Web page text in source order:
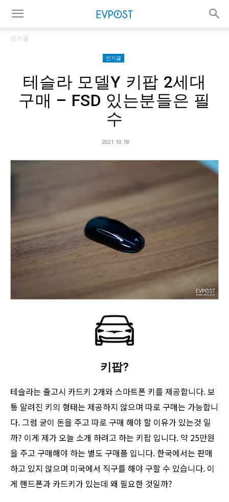
인기글
인기글
테슬라 모델Y 키팝 2세대
구매 – FSD 있는분들은 필
수
2021.10.18
키팝?
테슬라는 출고시 카드키 2개와 스마트폰 키를 제공합니다. 보
통 알려진 키의 형태는 제공하지 않으며 따로 구매는 가능합니
다. 그럼 굳이 돈을 주고 따로 구매 해야 할 이유가 있는것 일
까? 이게 제가 오늘 소개 하려고 하는 키팝 입니다. 약 25만원
을 주고 구매해야 하는 별도 구매품 입니다. 한국에서는 판매
하고 있지 않으며 미국에서 직구를 해야 구할 수 있습니다. 이
게 핸드폰과 카드키가 있는데 왜 필요한 것일까?